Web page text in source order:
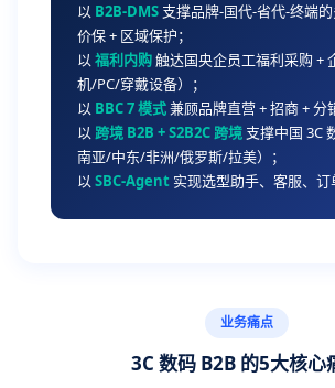
以 B2B-DMS 支撑品牌-国代-省代-终端
价保 + 区域保护；
以 福利内购触达国央企员工福利采购 +
机/PC/穿戴设备）；
以 BBC 7 模式兼顾品牌直营 + 招商 + 分
以 跨境 B2B + S2B2C 跨境 支撑中国 3C
南亚/中东/非洲/俄罗斯/拉美）；
以 SBC-Agent 实现选型助手、客服、订
业务痛点
3C 数码 B2B 的5大核心